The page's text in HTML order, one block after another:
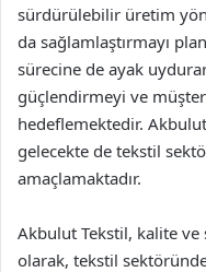
sürdürülebilir üretim
da sağlamlaştırmayı
sürecine de ayak
güçlendirmeyi ve
hedeflemektedir.
gelecekte de tekstil
amaçlamaktadır.
Akbulut Tekstil, kalite ve
olarak, tekstil